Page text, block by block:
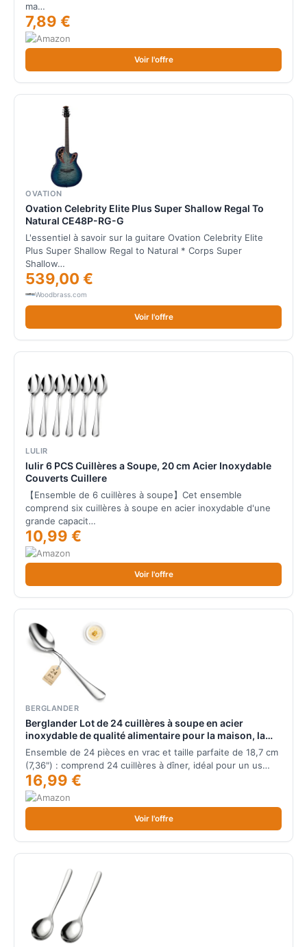
ma…
7,89 €
Voir l'offre
OVATION
Ovation Celebrity Elite Plus Super Shallow Regal To
Natural CE48P-RG-G
L'essentiel à savoir sur la guitare Ovation Celebrity Elite
Plus Super Shallow Regal to Natural * Corps Super
Shallow…
539,00 €
Woodbrass.com
Voir l'offre
LULIR
lulir 6 PCS Cuillères a Soupe, 20 cm Acier Inoxydable
Couverts Cuillere
【Ensemble de 6 cuillères à soupe】Cet ensemble
comprend six cuillères à soupe en acier inoxydable d'une
grande capacit…
10,99 €
Voir l'offre
BERGLANDER
Berglander Lot de 24 cuillères à soupe en acier
inoxydable de qualité alimentaire pour la maison, la
cuisine ou le restaurant, poli miroir, passe au lave-
vaisselle
Ensemble de 24 pièces en vrac et taille parfaite de 18,7 cm
(7,36") : comprend 24 cuillères à dîner, idéal pour un us…
16,99 €
Voir l'offre